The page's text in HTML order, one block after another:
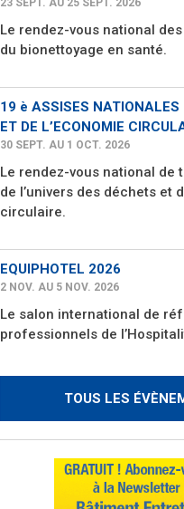
23 SEPT. AU 25 SEPT. 2026
Le rendez-vous national
du bionettoyage en santé.
19 è ASSISES NATIONALES
ET DE L’ECONOMIE
30 SEPT. AU 1 OCT. 2026
Le rendez-vous national de
de l’univers des déchets et
circulaire.
EQUIPHOTEL 2026
2 NOV. AU 5 NOV. 2026
Le salon international de
professionnels de
TOUS LES